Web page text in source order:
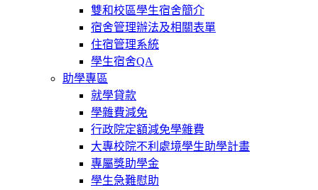
雙和校區學生宿舍簡介
宿舍管理辦法及相關表單
住宿管理系統
學生宿舍QA
助學專區
就學貸款
學雜費減免
行政院定額減免學雜費
大專校院不利處境學生助學計畫
專屬獎助學金
學生急難慰助